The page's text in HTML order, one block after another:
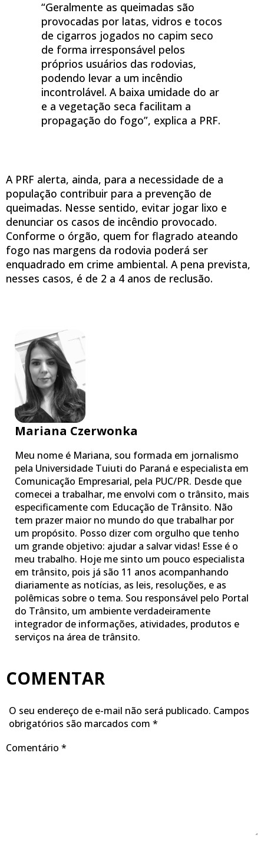
“Geralmente as queimadas são
provocadas por latas, vidros e tocos
de cigarros jogados no capim seco
de forma irresponsável pelos
próprios usuários das rodovias,
podendo levar a um incêndio
incontrolável. A baixa umidade do ar
e a vegetação seca facilitam a
propagação do fogo”, explica a PRF.
A PRF alerta, ainda, para a necessidade de a
população contribuir para a prevenção de
queimadas. Nesse sentido, evitar jogar lixo e
denunciar os casos de incêndio provocado.
Conforme o órgão, quem for flagrado ateando
fogo nas margens da rodovia poderá ser
enquadrado em crime ambiental. A pena prevista,
nesses casos, é de 2 a 4 anos de reclusão.
Mariana Czerwonka
Meu nome é Mariana, sou formada em jornalismo
pela Universidade Tuiuti do Paraná e especialista em
Comunicação Empresarial, pela PUC/PR. Desde que
comecei a trabalhar, me envolvi com o trânsito, mais
especificamente com Educação de Trânsito. Não
tem prazer maior no mundo do que trabalhar por
um propósito. Posso dizer com orgulho que tenho
um grande objetivo: ajudar a salvar vidas! Esse é o
meu trabalho. Hoje me sinto um pouco especialista
em trânsito, pois já são 11 anos acompanhando
diariamente as notícias, as leis, resoluções, e as
polêmicas sobre o tema. Sou responsável pelo Portal
do Trânsito, um ambiente verdadeiramente
integrador de informações, atividades, produtos e
serviços na área de trânsito.
COMENTAR
O seu endereço de e-mail não será publicado. Campos
obrigatórios são marcados com *
Comentário *